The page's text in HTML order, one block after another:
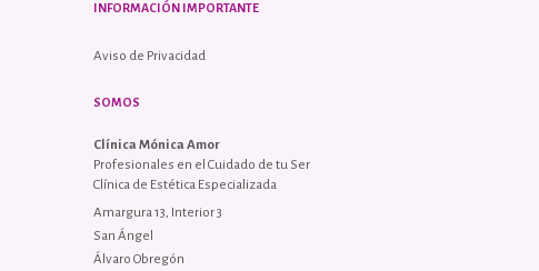
INFORMACIÓN IMPORTANTE
Aviso de Privacidad
SOMOS
Clínica Mónica Amor
Profesionales en el Cuidado de tu Ser
Clínica de Estética Especializada
Amargura 13, Interior 3
San Ángel
Álvaro Obregón